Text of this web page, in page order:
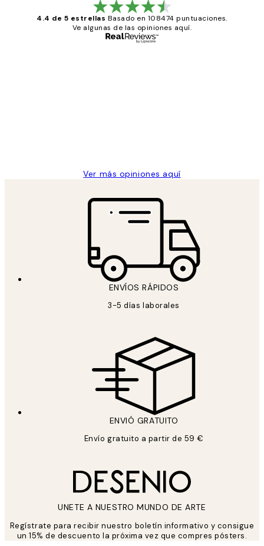
4.4 de 5 estrellas Basado en 108474 puntuaciones.
Ve algunas de las opiniones aquí.
Ver más opiniones aquí
ENVÍOS RÁPIDOS
3-5 días laborales
ENVIÓ GRATUITO
Envío gratuito a partir de 59 €
UNETE A NUESTRO MUNDO DE ARTE
Regístrate para recibir nuestro boletín informativo y consigue
un 15% de descuento la próxima vez que compres pósters.